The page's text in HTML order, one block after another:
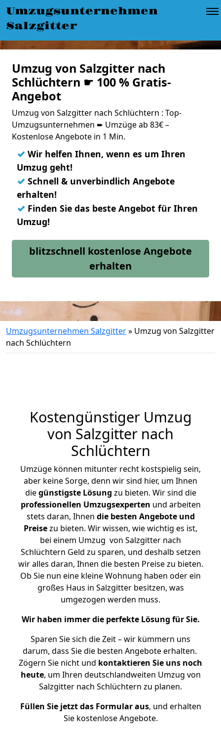
Umzugsunternehmen
Salzgitter
Umzug von Salzgitter nach
Schlüchtern ☛ 100 % Gratis-
Angebot
Umzug von Salzgitter nach Schlüchtern : Top-
Umzugsunternehmen ➨ Umzüge ab 83€ –
Kostenlose Angebote in 1 Min.
✓ Wir helfen Ihnen, wenn es um Ihren
Umzug geht!
✓ Schnell & unverbindlich Angebote
erhalten!
✓ Finden Sie das beste Angebot für Ihren
Umzug!
blitzschnell kostenlose Angebote
erhalten
Umzugsunternehmen Salzgitter» Umzug von Salzgitter
nach Schlüchtern
Kostengünstiger Umzug
von Salzgitter nach
Schlüchtern
Umzüge können mitunter recht kostspielig sein,
aber keine Sorge, denn wir sind hier, um Ihnen
diegünstigste Lösung zu bieten. Wir sind die
professionellen Umzugsexperten und arbeiten
stets daran, Ihnen die besten Angebote und
Preisezu bieten. Wir wissen, wie wichtig es ist,
bei einem Umzug von Salzgitter nach
Schlüchtern Geld zu sparen, und deshalb setzen
wir alles daran, Ihnen die besten Preise zu bieten.
Ob Sie nun eine kleine Wohnung haben oder ein
großes Haus in Salzgitter besitzen, was
umgezogen werden muss.
Wir haben immer die perfekte Lösung für Sie.
Sparen Sie sich die Zeit – wir kümmern uns
darum, dass Sie die besten Angebote erhalten.
Zögern Sie nicht und kontaktieren Sie uns noch
heute, um Ihren deutschlandweiten Umzug von
Salzgitter nach Schlüchtern zu planen.
Füllen Sie jetzt das Formular aus, und erhalten
Sie kostenlose Angebote.